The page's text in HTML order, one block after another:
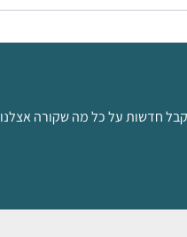
חדשות על כל מה שקורה אצלנו